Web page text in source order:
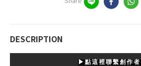
DESCRIPTION
▶點這裡聯繫創作